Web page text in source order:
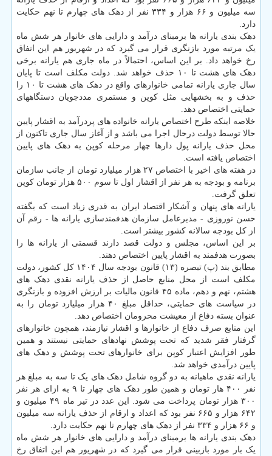
سه میلیون و ۶۶ هزار و ۳۳۴ نفر از دهک های چهارم تا نهم حکایت
دارد.
دهک بندی یارانه ها برمبنای درآمد و دارایی های خانوار هر شش ماه
یک مرتبه مورد بازنگری قرار می گیرد که در شهریور هم این اتفاق
رخ خواهد داد. بر این اساس، احتمالاً در ماه جاری هم یارانه برخی
دهک های هشت تا ۱۰ حذف خواهد شد. دولت مکلف است تا پایان
سال جاری یارانه تمامی خانوارهای واقع در دهک های هشت تا ۱۰ را
حذف و به بخشهایی مثل کوپن و مستمری مددجویان دستگاههای
حمایتی اختصاص دهد.
خلاصه اینکه طرح اختصاص یارانه خانواده های پردرآمد به اقشار پایین
حالا توسط دولت درحال اجرا می باشد و از آغاز سال جاری تاکنون از
محل حذف یارانه پول دارها چهار مرحله کوپن به دهک های پایین
اختصاص یافته است.
در هفته های اخیر با اختصاص ۲۷ هزار میلیارد تومان از جانب سازمان
برنامه و بودجه به هر نفر از اقشار اول تا سوم ۵۰۰ هزار تومان کوپن
تعلق گرفت.
یارانه های پنهان و آشکار اقتصاد ایران به قدری زیاد است که بگفته
حسن نوروزی - مدیرعامل سازمان هدفمندسازی یارانه ها - رقم آن
از کل بودجه سالانه کشور بیشتر است.
بر این اساس، مجلس و دولت قصد دارند قسمتی از یارانه ها را
بصورت هدفمند به اقشار پایین اختصاص دهند.
مطابق بند (پ) تبصره (۱۳) قانون بودجه سال ۱۴۰۴ کل کشور، دولت
مکلف است از محل منابع حاصل از حذف یارانه نقدی دهک های
هشتم، نهم و دهم، ماده ۴۵ قانون مالیات بر ارزش افزوده و بازنگری
در سیاست های حمایتی، حداقل مبلغ ۴۰ هزار میلیارد تومان را به
عنوان بسته دفاع از معیشت محرومان اختصاص دهد.
این منابع صرف دفاع از خانوارها و اقشار نیازمند، همچون خانوارهای
گرفتار فقر شدید که تحت پوشش نهادهای حمایتی نیستند و همین
طور افزایش اعتبار کوپن برای خانوارهای تحت پوشش و دهک های
پایین درآمدی خواهد شد.
یارانه نقدی ماهیانه به دو گروه شامل دهک های یک تا سه به مبلغ هر
نفر ۴۰۰ هار تومان و همین طور دهک های چهار تا ۹ به ازای هر نفر
۳۰۰ هزار تومان پرداخت می شود. این عدد در تیر ماه ۴۹ میلیون و
۶۴۲ هزار و ۶۶۵ نفر بود که اعداد و ارقام از حذف یارانه سه میلیون
و ۶۶ هزار و ۳۳۴ نفر از دهک های چهارم تا نهم حکایت دارد.
دهک بندی یارانه ها برمبنای درآمد و دارایی های خانوار هر شش ماه
یک بار مورد بازبینی قرار می گیرد که در شهریور هم این اتفاق رخ